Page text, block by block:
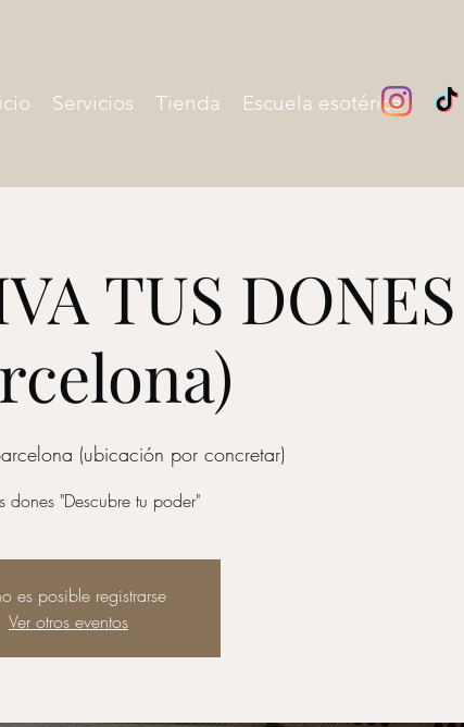
Servicios Tienda Escuela esotérica
TUS DONES
(ubicación por concretar)
dones "Descubre tu poder"
es posible registrarse
Ver otros eventos